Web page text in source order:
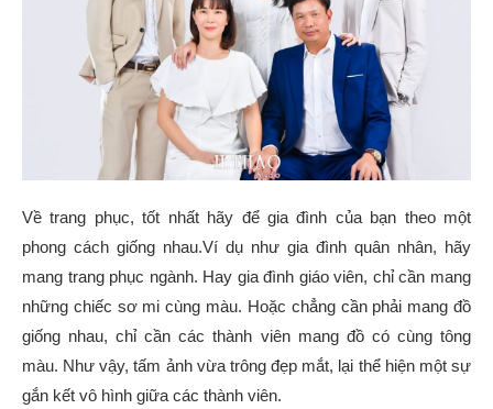
Về trang phục, tốt nhất hãy để gia đình của bạn theo một
phong cách giống nhau.Ví dụ như gia đình quân nhân, hãy
mang trang phục ngành. Hay gia đình giáo viên, chỉ cần mang
những chiếc sơ mi cùng màu. Hoặc chẳng cần phải mang đồ
giống nhau, chỉ cần các thành viên mang đồ có cùng tông
màu. Như vậy, tấm ảnh vừa trông đẹp mắt, lại thể hiện một sự
gắn kết vô hình giữa các thành viên.